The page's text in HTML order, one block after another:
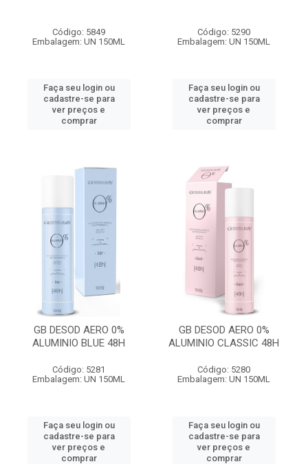
Código: 5849
Embalagem: UN 150ML
Faça seu login ou
cadastre-se para
ver preços e
comprar
Código: 5290
Embalagem: UN 150ML
Faça seu login ou
cadastre-se para
ver preços e
comprar
GB DESOD AERO 0%
ALUMINIO BLUE 48H
Código: 5281
Embalagem: UN 150ML
Faça seu login ou
cadastre-se para
ver preços e
comprar
GB DESOD AERO 0%
ALUMINIO CLASSIC 48H
Código: 5280
Embalagem: UN 150ML
Faça seu login ou
cadastre-se para
ver preços e
comprar